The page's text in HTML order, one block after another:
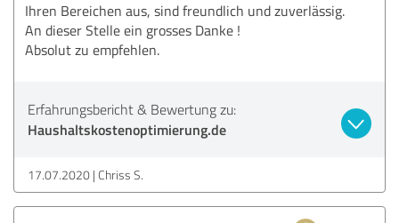
Ihren Bereichen aus, sind freundlich und zuverlässig.
An dieser Stelle ein grosses Danke !
Absolut zu empfehlen.
Erfahrungsbericht & Bewertung zu:
Haushaltskostenoptimierung.de
17.07.2020 Chriss S.